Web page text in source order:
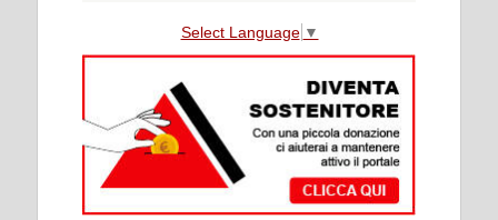
Select Language ▼